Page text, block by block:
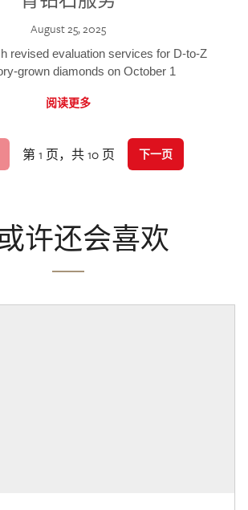
August 25, 2025
revised evaluation services for D-to-Z
grown diamonds on October 1
阅读更多
第 1 页，共 10 页 下一页
许还会喜欢